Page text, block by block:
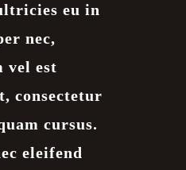
eu in
nec,
vel est
consectetur
cursus.
eleifend